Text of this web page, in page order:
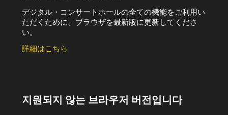
デジタル・コンサートホールの全ての機能をご利用い
ただくために、ブラウザを最新版に更新してくださ
い。
詳細はこちら
지원되지 않는 브라우저 버전입니다